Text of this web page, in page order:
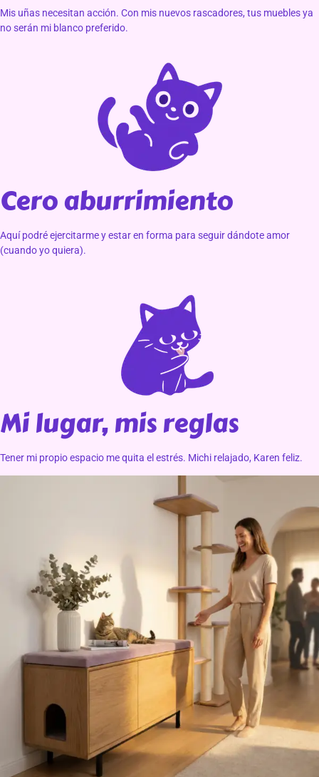
Mis uñas necesitan acción. Con mis nuevos rascadores, tus muebles ya
no serán mi blanco preferido.
Cero aburrimiento
Aquí podré ejercitarme y estar en forma para seguir dándote amor
(cuando yo quiera).
Mi lugar, mis reglas
Tener mi propio espacio me quita el estrés. Michi relajado, Karen feliz.